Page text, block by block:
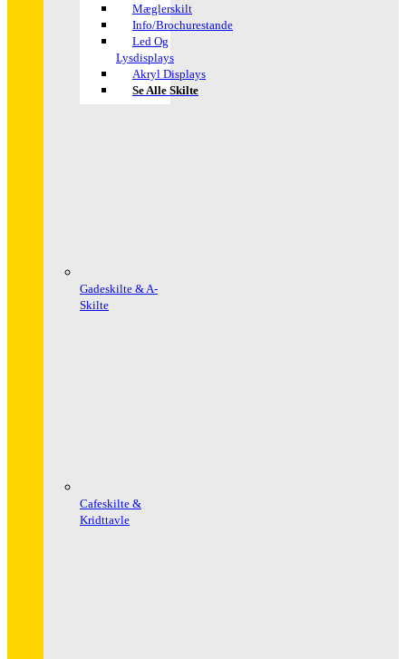
Mæglerskilt
Info/brochurestande
Led Og
Lysdisplays
Akryl Displays
Se Alle Skilte
Gadeskilte & A-
Skilte
Cafeskilte &
Kridttavle